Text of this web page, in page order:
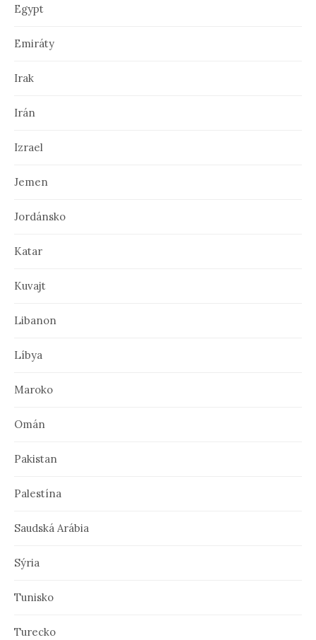
Egypt
Emiráty
Irak
Irán
Izrael
Jemen
Jordánsko
Katar
Kuvajt
Libanon
Líbya
Maroko
Omán
Pakistan
Palestína
Saudská Arábia
Sýria
Tunisko
Turecko